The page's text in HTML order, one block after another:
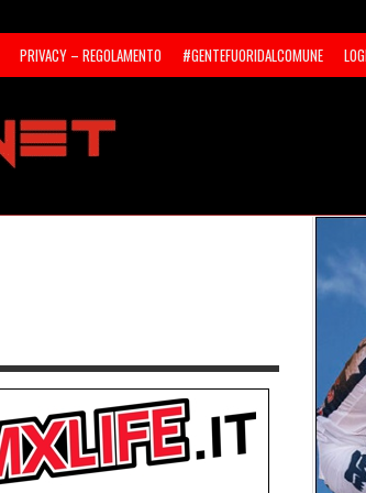
PRIVACY – REGOLAMENTO #GENTEFUORIDALCOMUNE